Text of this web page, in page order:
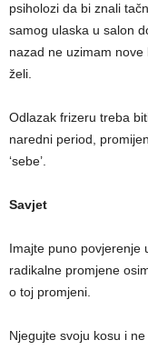
psiholozi da bi znali
samog ulaska u salon
nazad ne uzimam
želi.
Odlazak frizeru treba
naredni period,
‘sebe’.
Savjet
Imajte puno povjerenje
radikalne promjene
o toj promjeni.
Njegujte svoju kosu i ne